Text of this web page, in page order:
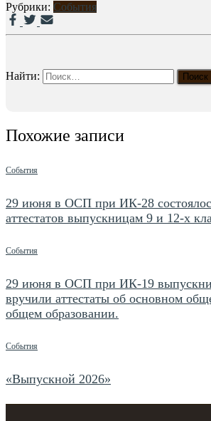
Рубрики: События
Найти:
Похожие записи
События
29 июня в ОСП при ИК-28
аттестатов выпускницам 9 и 12-х
События
29 июня в ОСП при ИК-19
вручили аттестаты об основном
общем образовании.
События
«Выпускной 2026»